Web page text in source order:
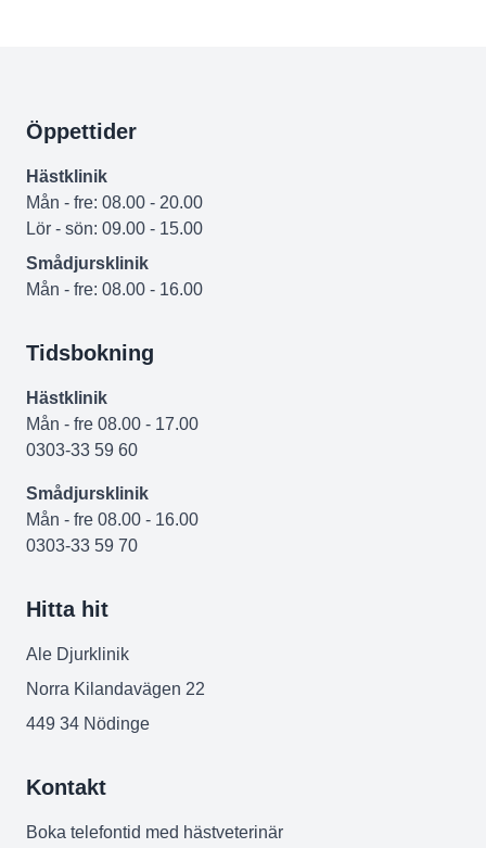
Öppettider
Hästklinik
Mån - fre: 08.00 - 20.00
Lör - sön: 09.00 - 15.00
Smådjursklinik
Mån - fre: 08.00 - 16.00
Tidsbokning
Hästklinik
Mån - fre 08.00 - 17.00
0303-33 59 60
Smådjursklinik
Mån - fre 08.00 - 16.00
0303-33 59 70
Hitta hit
Ale Djurklinik
Norra Kilandavägen 22
449 34 Nödinge
Kontakt
Boka telefontid med hästveterinär